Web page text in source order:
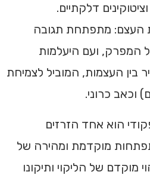
דלקתיים.
העצם: מתפתחת תגובה
המפרק, ועם היעלמות
בין העצמות, המוביל לצמיחת
וכאב כרוני.
הוא אחד הזרזים
מוקדמת ומהירה של
מוקדם של הליקוי ותיקונו